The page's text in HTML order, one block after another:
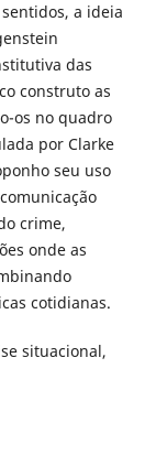
a ideia
das
construto as
os no quadro
por Clarke
seu uso
crime,
onde as
cotidianas.
situacional,